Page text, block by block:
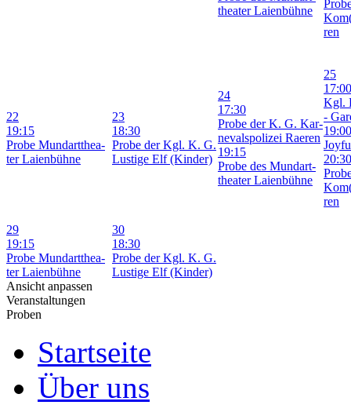
thea­ter Lai­en­büh­ne
ren
22
19:15
Pro­be Mund­art­thea­
ter Lai­en­büh­ne
23
18:30
Pro­be der Kgl. K. G.
Lus­ti­ge Elf (Kin­der)
24
17:30
Pro­be der K. G. Kar­
ne­vals­po­li­zei Rae­ren
19:15
Pro­be des Mund­art­
thea­ter Lai­en­büh­ne
25
17:00
Kgl.
-
19:00
20:30
ren
29
19:15
Pro­be Mund­art­thea­
ter Lai­en­büh­ne
30
18:30
Pro­be der Kgl. K. G.
Lus­ti­ge Elf (Kin­der)
Ansicht anpassen
Veranstaltungen
Proben
Startseite
Über uns